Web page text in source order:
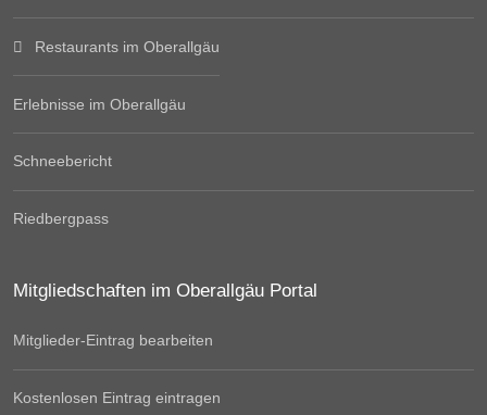
Restaurants im Oberallgäu
Erlebnisse im Oberallgäu
Schneebericht
Riedbergpass
Mitgliedschaften im Oberallgäu Portal
Mitglieder-Eintrag bearbeiten
Kostenlosen Eintrag eintragen